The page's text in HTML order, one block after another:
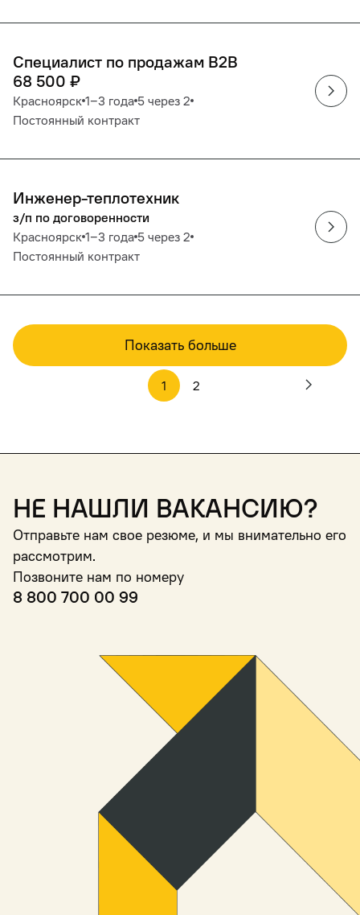
Специалист по продажам B2B
68 500 ₽
Красноярск 1‒3 года 5 через 2
Постоянный контракт
Инженер-теплотехник
з/п по договоренности
Красноярск 1‒3 года 5 через 2
Постоянный контракт
Показать больше
1 2
Не нашли вакансию?
Отправьте нам свое резюме, и мы внимательно его
рассмотрим.
Позвоните нам по номеру
8 800 700 00 99